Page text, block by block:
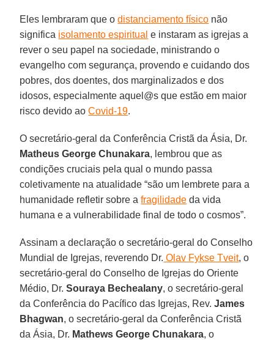
Eles lembraram que odistanciamento físico não
significa isolamento espiritual e instaram as igrejas a
rever o seu papel na sociedade, ministrando o
evangelho com segurança, provendo e cuidando dos
pobres, dos doentes, dos marginalizados e dos
idosos, especialmente aquel@s que estão em maior
risco devido aoCovid-19.
O secretário-geral da Conferência Cristã da Ásia, Dr.
Matheus George Chunakara, lembrou que as
condições cruciais pela qual o mundo passa
coletivamente na atualidade “são um lembrete para a
humanidade refletir sobre afragilidade da vida
humana e a vulnerabilidade final de todo o cosmos”.
Assinam a declaração o secretário-geral do Conselho
Mundial de Igrejas, reverendo Dr. Olav Fykse Tveit, o
secretário-geral do Conselho de Igrejas do Oriente
Médio, Dr. Souraya Bechealany, o secretário-geral
da Conferência do Pacífico das Igrejas, Rev. James
Bhagwan, o secretário-geral da Conferência Cristã
da Ásia, Dr. Mathews George Chunakara, o